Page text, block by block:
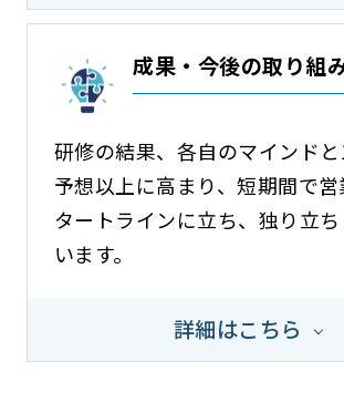
成果・今後の取り組
研修の結果、各自のマインド
予想以上に高まり、短期間で営
タートラインに立ち、独り立
います。
詳細はこちら